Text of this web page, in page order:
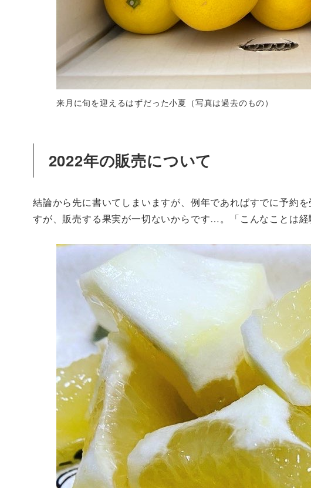
来月に旬を迎えるはずだった小夏（写真は過去のもの）
2022年の販売について
結論から先に書いてしまいますが、例年であればすでに予約
すが、販売する果実が一切ないからです…。「こんなことは